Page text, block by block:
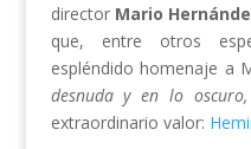
director Mario
que, entre otros
espléndido homenaje a
desnuda y en lo oscuro,
extraordinario valor: